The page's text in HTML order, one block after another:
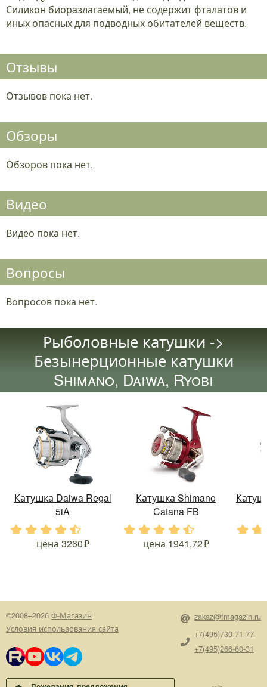
Силикон биоразлагаемый, не содержит фталатов и
иных опасных для подводных обитателей веществ.
Отзывы
Отзывов пока нет.
Обзоры
Обзоров пока нет.
Видео
Видео пока нет.
Вопросы
Вопросов пока нет.
Рыболовные катушки ->
Безынерционные катушки
Shimano, Daiwa, Ryobi
Катушка Daiwa Regal
5iA
. . .
цена 3260
Катушка Shimano
Catana FB
. . . .
цена 1941,72
©2008–2026 Ф-Магазин
Условия использования сайта
zakaz@fmagazin.ru
+7(495)730-71-77
+7(495)266-60-31